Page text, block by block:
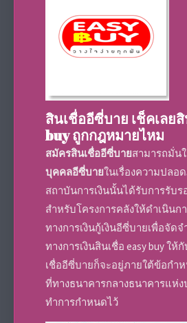
สินเชื่ออีซี่บาย เช็คเลย
buy ถูกกฎหมายไหม
สมัครสินเชื่ออีซี่บายสามารถมั่น
บุคคลอีซี่บายในเรื่องความปลอ
สถาบันการเงินนั้นได้รับการรับร
สำหรับโครงการคลังให้ดำเนินก
ทางการเงินกู้เงินอีซี่บายเพื่อจัด
ทางการเงินสินเชื่อ easy buyให้
เชื่ออีซี่บายก็จะอยู่ภายใต้ข้อกำ
ที่ทางธนาคารกลางธนาคารแห่
ทำการกำหนดไว้